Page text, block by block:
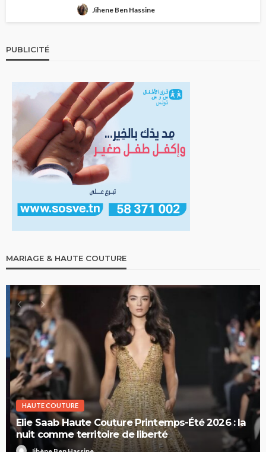
Jihene Ben Hassine
PUBLICITÉ
MARIAGE & HAUTE COUTURE
HAUTE COUTURE
Elie Saab Haute Couture Printemps-Été 2026 : la
nuit comme territoire de liberté